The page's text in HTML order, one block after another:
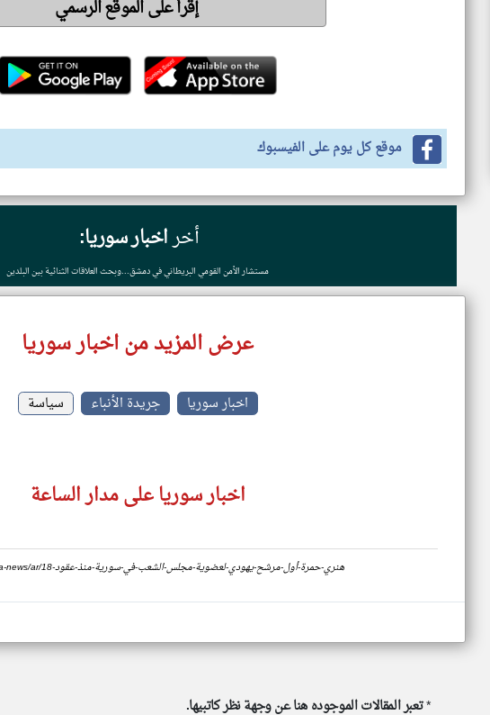
إقرأ على الموقع الرسمي
موقع كل يوم على الفيسبوك
أخراخبار سوريا:
مستشار الأمن القومي البريطاني في دمشق...وبحث العلاقات الثنائية بين البلدين
عرض المزيد من اخبار سوريا
اخبار سوريا جريدة الأنباء سياسة
اخبار سوريا على مدار الساعة
https://www.klyoum.com/syria-news/ar/18-هنري-حمرة-أول-مرشح-يهودي-لعضوية-مجلس-الشعب-في-سورية-منذ-عقود
*تعبر المقالات الموجوده هنا عن وجهة نظر كاتبيها.